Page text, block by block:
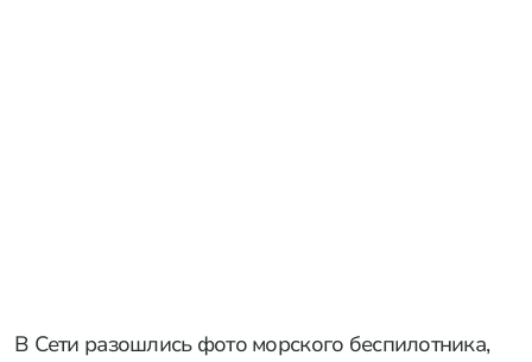
В Сети разошлись фото морского беспилотника,